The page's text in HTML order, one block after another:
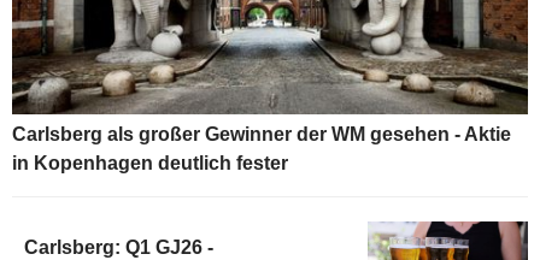
Carlsberg als großer Gewinner der WM gesehen - Aktie
in Kopenhagen deutlich fester
Carlsberg: Q1 GJ26 -